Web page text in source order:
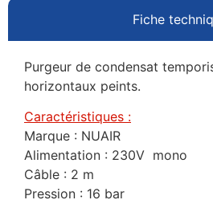
Fiche
Purgeur de condensat
horizontaux peints.
Caractéristiques :
Marque : NUAIR
Alimentation : 230V mono
Câble : 2 m
Pression : 16 bar